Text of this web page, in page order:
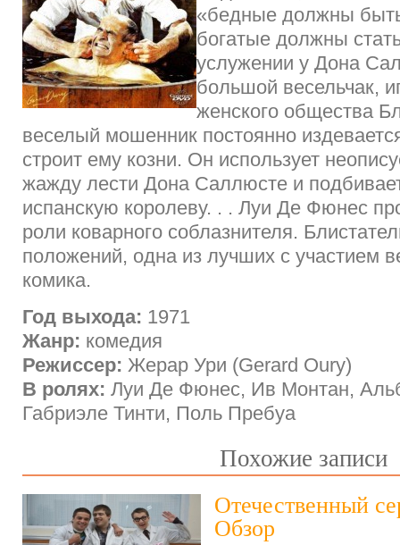
«бедные должны
богатые должны
услужении у Дона
большой весельчак,
женского общества
веселый мошенник постоянно
строит ему козни. Он использует
жажду лести Дона Саллюсте и
испанскую королеву. . . Луи Де Фюнес
роли коварного соблазнителя.
положений, одна из лучших с участием
комика.
Год выхода: 1971
Жанр: комедия
Режиссер: Жерар Ури (Gerard Oury)
В ролях: Луи Де Фюнес, Ив Монтан,
Габриэле Тинти, Поль Пребуа
Похожие записи
Отечественный
Обзор